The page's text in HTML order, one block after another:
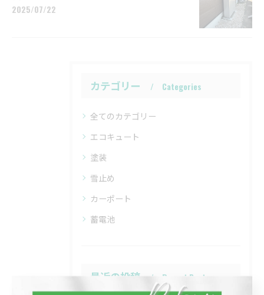
2025/07/22
カテゴリー Categories
全てのカテゴリー
エコキュート
塗装
雪止め
カーポート
蓄電池
最近の投稿 Recent Posts